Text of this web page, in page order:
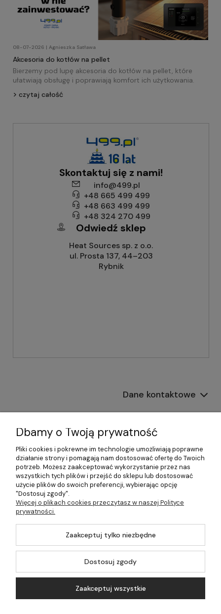
08-07-2026 | Agnieszka Satława
Akcesoria do kotłów na pellet
Bierzemy pod lupę akcesoria do kotłów na pellet, które
ułatwiają obsługę i poprawiają komfort ich użytkowania.
czytaj całość
Skontaktuj się z nami!
info@499.pl
+48 665 499 499
+48 663 499 499
+48 324 270 499
Odwiedź sklep
Heat Sources sp. z o.o.
ul. Prosta 137, 44–203
Rybnik
Dane kontaktowe
Informacje
Płatności i dostawa
Pomoc
Moje konto
©2026 Wszelkie Prawa Zastrzeżone | 499.pl - najlepszy sklep z
Dbamy o Twoją prywatność
Pliki cookies i pokrewne im technologie umożliwiają poprawne
działanie strony i pomagają nam dostosować ofertę do Twoich
potrzeb. Możesz zaakceptować wykorzystanie przez nas
wszystkich tych plików i przejść do sklepu lub dostosować
użycie plików do swoich preferencji, wybierając opcję
"Dostosuj zgody".
Więcej o plikach cookies przeczytasz w naszej Polityce
prywatności.
Zaakceptuj tylko niezbędne
Dostosuj zgody
Zaakceptuj wszystkie